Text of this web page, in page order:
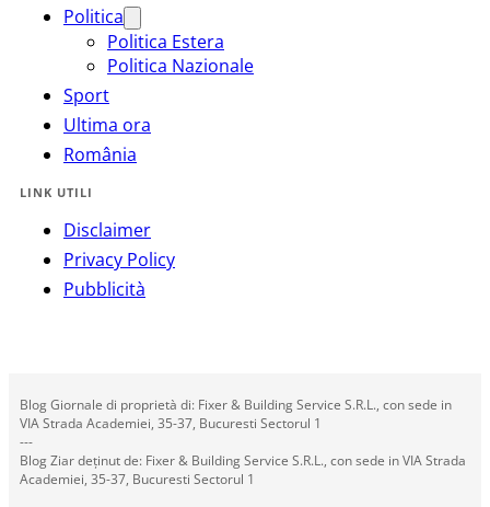
Politica
Politica Estera
Politica Nazionale
Sport
Ultima ora
România
LINK UTILI
Disclaimer
Privacy Policy
Pubblicità
Blog Giornale di proprietà di: Fixer & Building Service S.R.L., con sede in
VIA Strada Academiei, 35-37, Bucuresti Sectorul 1
---
Blog Ziar deținut de: Fixer & Building Service S.R.L., con sede in VIA Strada
Academiei, 35-37, Bucuresti Sectorul 1